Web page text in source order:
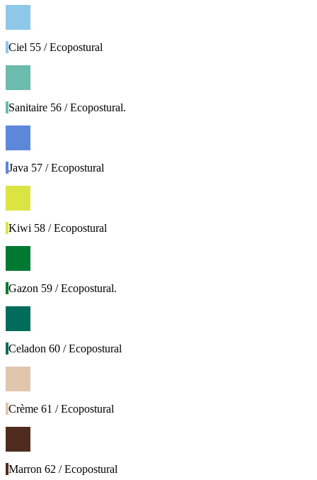
Ciel 55 / Ecopostural
Sanitaire 56 / Ecopostural.
Java 57 / Ecopostural
Kiwi 58 / Ecopostural
Gazon 59 / Ecopostural.
Celadon 60 / Ecopostural
Crème 61 / Ecopostural
Marron 62 / Ecopostural